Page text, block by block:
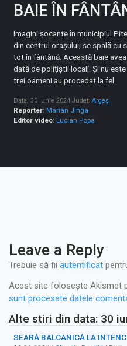
BAIE ÎN
Imagini șocante în municipiul
din centrul orașului; se spală cu
tot în fântână. Această baie
dată de polițiștii locali. Și nu
trei oameni au procedat la fel.
Data: 30 iunie 2024 Judet:Argeș
Reporter: Marian Jinga
Editor video: Lucian Popa
Leave a Reply
Trebuie să fii autentificat
Acest site folosește Akismet
sunt procesate datele
Alte stiri din data: 30
SEARĂ BALCANICĂ LA